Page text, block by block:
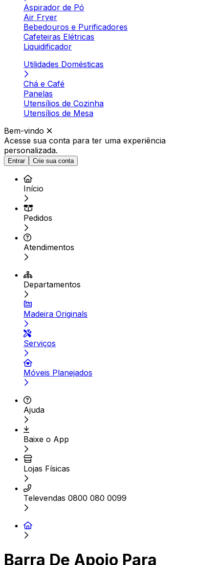
Aspirador de Pó
Air Fryer
Bebedouros e Purificadores
Cafeteiras Elétricas
Liquidificador
Utilidades Domésticas
Chá e Café
Panelas
Utensílios de Cozinha
Utensílios de Mesa
Bem-vindo
Acesse sua conta para ter uma experiência
personalizada.
Entrar Crie sua conta
Início
Pedidos
Atendimentos
Departamentos
Madeira Originals
Serviços
Móveis Planejados
Ajuda
Baixe o App
Lojas Físicas
Televendas 0800 080 0099
Barra De Apoio Para